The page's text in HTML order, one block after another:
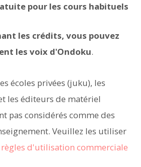
pour les cours habituels
les crédits, vous pouvez
les voix d'Ondoku.
écoles privées (juku), les
les éditeurs de matériel
pas considérés comme des
Veuillez les utiliser
règles d'utilisation commerciale